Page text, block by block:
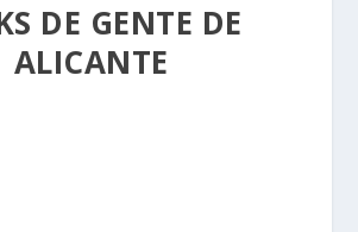
DE GENTE DE
ALICANTE